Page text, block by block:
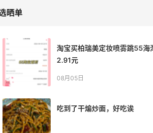
晒单
淘宝买柏瑞美定妆喷雾跳55海
2.91元
08月05日
吃到了干煸炒面，好吃诶